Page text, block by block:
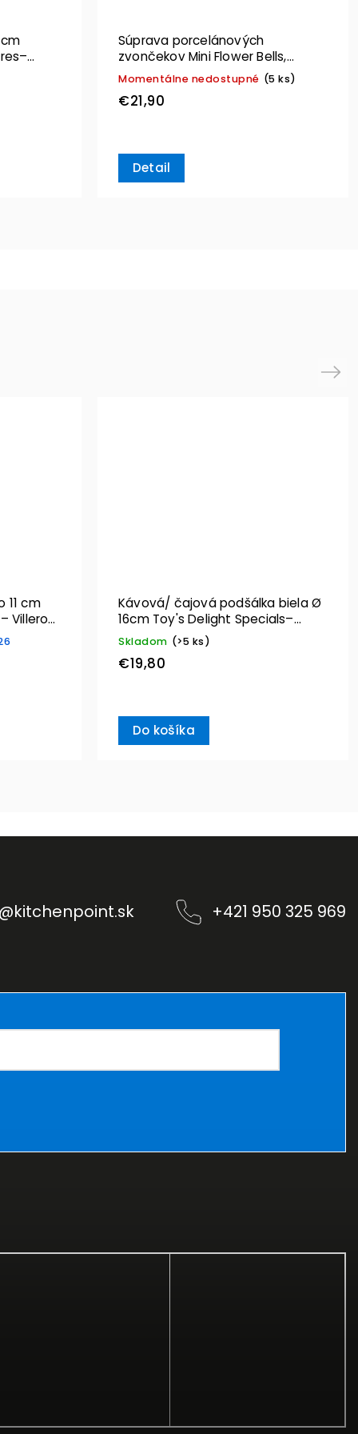
Súprava porcelánových
zvončekov Mini Flower Bells,
“Narcis”, Set 2ks – Villeroy & Boch
Momentálne nedostupné (5 ks)
€21,90
Detail
11 cm
Villeroy
Kávová/ čajová podšálka biela Ø
16cm Toy's Delight Specials–
Villeroy & Boch
Skladom (>5 ks)
€19,80
Do košíka
Next
kitchenpoint.sk +421 950 325 969